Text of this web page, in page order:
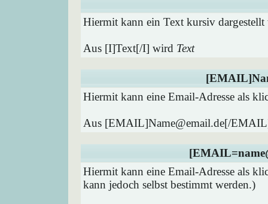
Hiermit kann ein Text kursiv dargestellt
Aus [I]Text[/I] wird Text
Hiermit kann eine Email-Adresse als
Aus [EMAIL]Name@email.de[/
Hiermit kann eine Email-Adresse als
kann jedoch selbst bestimmt werden.)